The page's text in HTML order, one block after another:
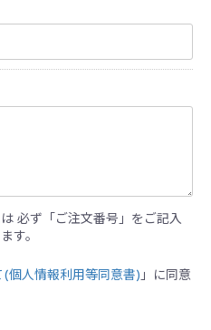
必ず「ご注文番号」をご記入
す。
個人情報利用等同意書)」に同意